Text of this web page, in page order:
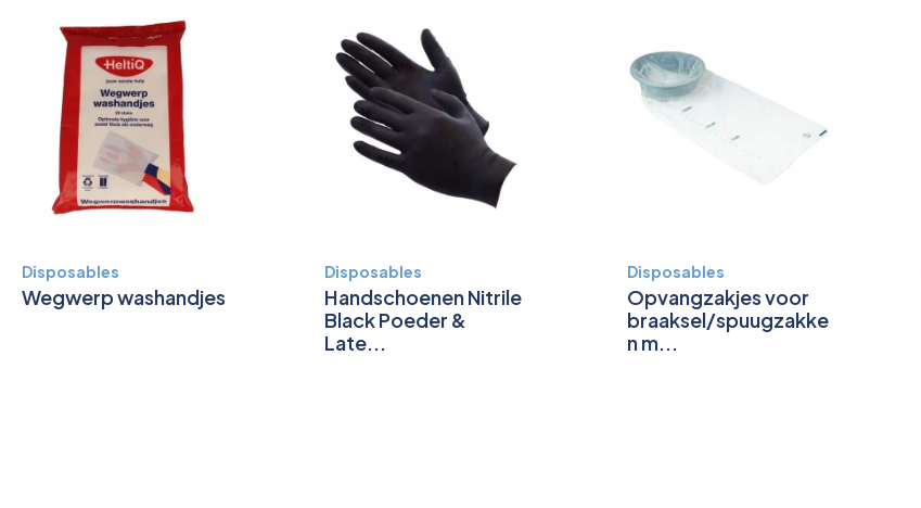
Disposables
Wegwerp washandjes
Disposables
Handschoenen Nitrile
Black Poeder &
Late...
Disposables
Opvangzakjes voor
braaksel/spuugzakke
n m...